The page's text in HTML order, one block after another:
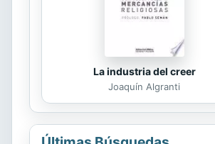
La industria del creer
Joaquín Algranti